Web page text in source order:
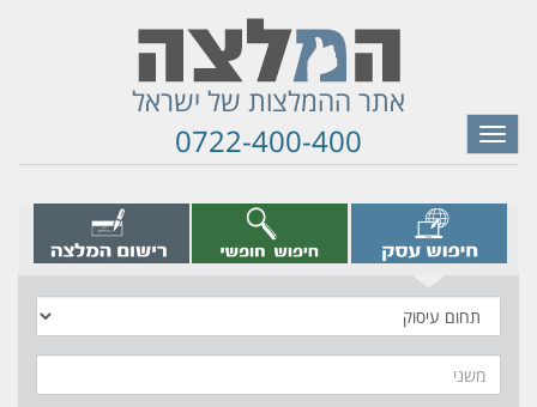
אתר ההמלצות של ישראל
0722-400-400
Toggle
navigation
עיסוק